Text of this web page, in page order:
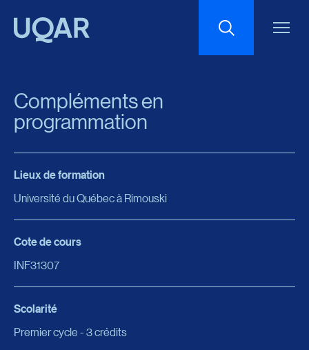
Taille du texte
Interlignage du texte
Espacement du texte
Compléments en
programmation
Lieux de formation
Université du Québec à Rimouski
Cote de cours
INF31307
Scolarité
Premier cycle - 3 crédits